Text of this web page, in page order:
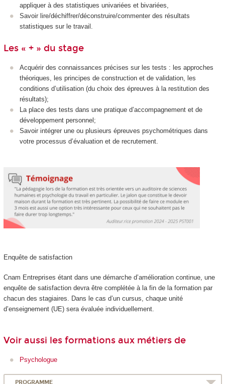
appliquer à des statistiques univariées et bivariées,
Savoir lire/déchiffrer/déconstruire/commenter des résultats
statistiques sur le travail.
Les « + » du stage
Acquérir des connaissances précises sur les tests : les approches
théoriques, les principes de construction et de validation, les
conditions d’utilisation (du choix des épreuves à la restitution des
résultats);
La place des tests dans une pratique d’accompagnement et de
développement personnel;
Savoir intégrer une ou plusieurs épreuves psychométriques dans
votre processus d’évaluation et de recrutement.
Enquête de satisfaction
Cnam Entreprises étant dans une démarche d’amélioration continue, une
enquête de satisfaction devra être complétée à la fin de la formation par
chacun des stagiaires. Dans le cas d’un cursus, chaque unité
d’enseignement (UE) sera évaluée individuellement.
Voir aussi les formations aux métiers de
Psychologue
PROGRAMME